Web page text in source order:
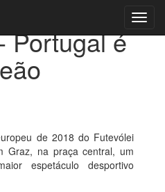
Portugal é
de 2018 do Futevólei
Graz, na praça central, um
espetáculo desportivo